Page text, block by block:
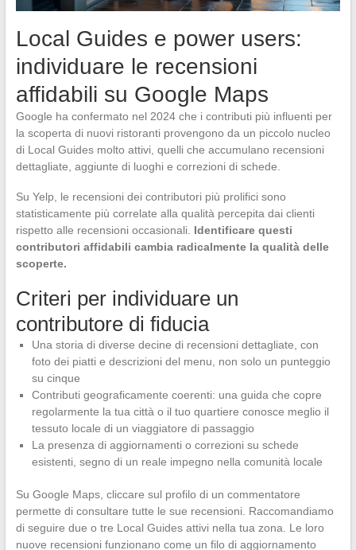
Local Guides e power users:
individuare le recensioni
affidabili su Google Maps
Google ha confermato nel 2024 che i contributi più influenti per
la scoperta di nuovi ristoranti provengono da un piccolo nucleo
di Local Guides molto attivi, quelli che accumulano recensioni
dettagliate, aggiunte di luoghi e correzioni di schede.
Su Yelp, le recensioni dei contributori più prolifici sono
statisticamente più correlate alla qualità percepita dai clienti
rispetto alle recensioni occasionali. Identificare questi
contributori affidabili cambia radicalmente la qualità delle
scoperte.
Criteri per individuare un
contributore di fiducia
Una storia di diverse decine di recensioni dettagliate, con
foto dei piatti e descrizioni del menu, non solo un punteggio
su cinque
Contributi geograficamente coerenti: una guida che copre
regolarmente la tua città o il tuo quartiere conosce meglio il
tessuto locale di un viaggiatore di passaggio
La presenza di aggiornamenti o correzioni su schede
esistenti, segno di un reale impegno nella comunità locale
Su Google Maps, cliccare sul profilo di un commentatore
permette di consultare tutte le sue recensioni. Raccomandiamo
di seguire due o tre Local Guides attivi nella tua zona. Le loro
nuove recensioni funzionano come un filo di aggiornamento